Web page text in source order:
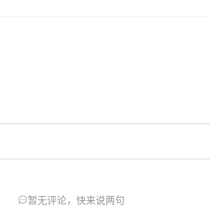
暂无评论，快来说两句